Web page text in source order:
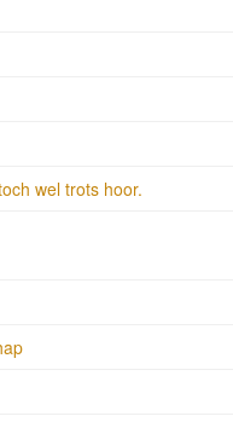
wel trots hoor.